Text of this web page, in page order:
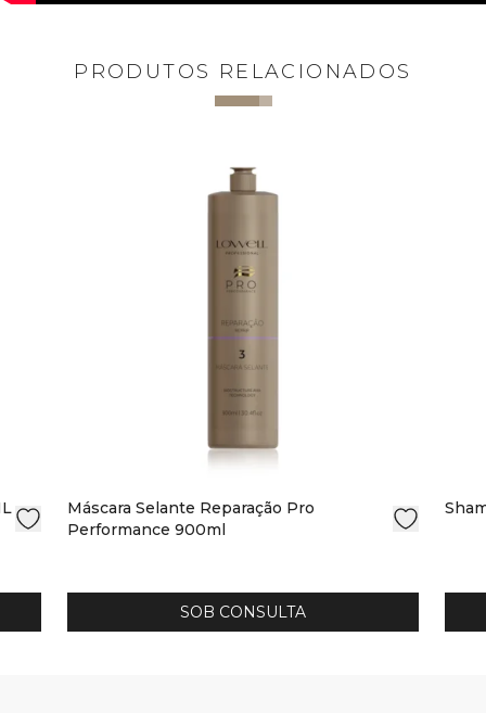
PRODUTOS RELACIONADOS
Máscara Selante Reparação Pro
Performance 900ml
SOB CONSULTA